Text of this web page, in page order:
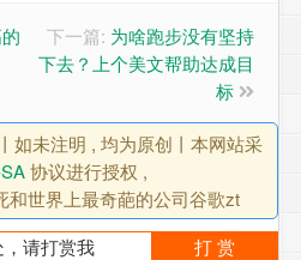
下一篇: 为啥跑步没有坚持
下去？上个美文帮助达成目
标
如未注明 , 均为原创丨本网站采
协议进行授权 ,
和世界上最奇葩的公司谷歌zt
打 赏
请打赏我